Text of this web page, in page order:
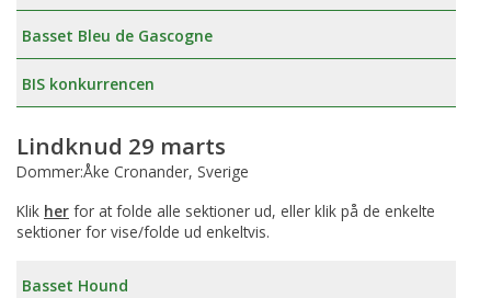
Basset Bleu de Gascogne
BIS konkurrencen
Lindknud 29 marts
Dommer:Åke Cronander, Sverige
Klik her for at folde alle sektioner ud, eller klik på de enkelte
sektioner for vise/folde ud enkeltvis.
Basset Hound